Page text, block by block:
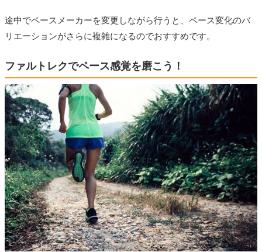
途中でペースメーカーを変更しながら行うと、ペース変化のバ
リエーションがさらに複雑になるのでおすすめです。
ファルトレクでペース感覚を磨こう！